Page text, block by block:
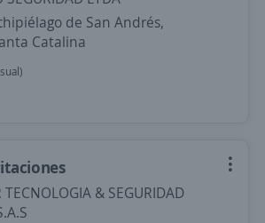
de San Andrés,
Catalina
TECNOLOGIA & SEGURIDAD